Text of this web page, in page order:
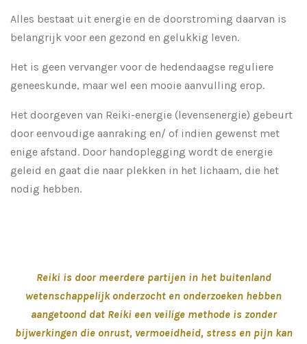
Alles bestaat uit energie en de doorstroming daarvan is
belangrijk voor een gezond en gelukkig leven.
Het is geen vervanger voor de hedendaagse reguliere
geneeskunde, maar wel een mooie aanvulling erop.
Het doorgeven van Reiki-energie (levensenergie) gebeurt
door eenvoudige aanraking en/ of indien gewenst met
enige afstand. Door handoplegging wordt de energie
geleid en gaat die naar plekken in het lichaam, die het
nodig hebben.
Reiki is door meerdere partijen in het buitenland
wetenschappelijk onderzocht en onderzoeken hebben
aangetoond dat Reiki een veilige methode is zonder
bijwerkingen die onrust, vermoeidheid, stress en pijn kan